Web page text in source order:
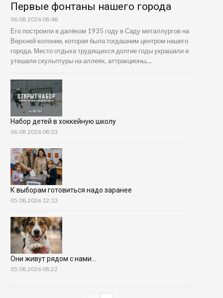
Первые фонтаны нашего города
06.08.2026 08:48
Его построили в далёком 1935 году в Саду металлургов на
Верхней колонии, которая была тогдашним центром нашего
города. Место отдыха трудящихся долгие годы украшали и
утешали скульптуры на аллеях, аттракционы,...
Набор детей в хоккейную школу
06.08.2026 08:33
К выборам готовиться надо заранее
05.08.2026 12:13
Они живут рядом с нами…
05.08.2026 08:22